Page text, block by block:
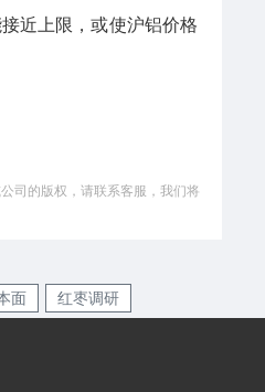
近上限，或使沪铝价格
司的版权，请联系客服，我们将
面 红枣调研